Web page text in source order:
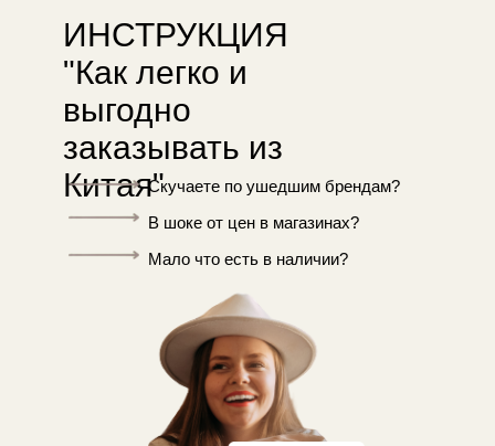
Скучаете по ушедшим брендам?
В шоке от цен в магазинах?
Мало что есть в наличии?
ИНСТРУКЦИЯ
"Как легко и
выгодно
заказывать из
Китая"